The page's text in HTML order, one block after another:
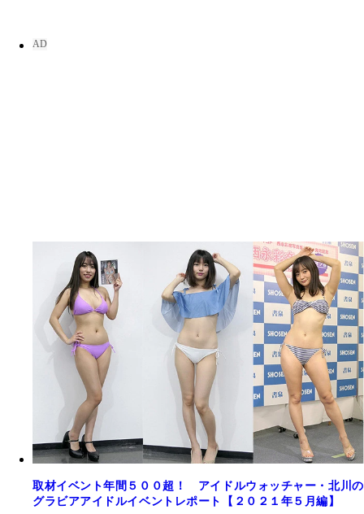
取材イベント年間５００超！ アイドルウォッチャー・北川の
グラビアアイドルイベントレポート【２０２１年５月編】